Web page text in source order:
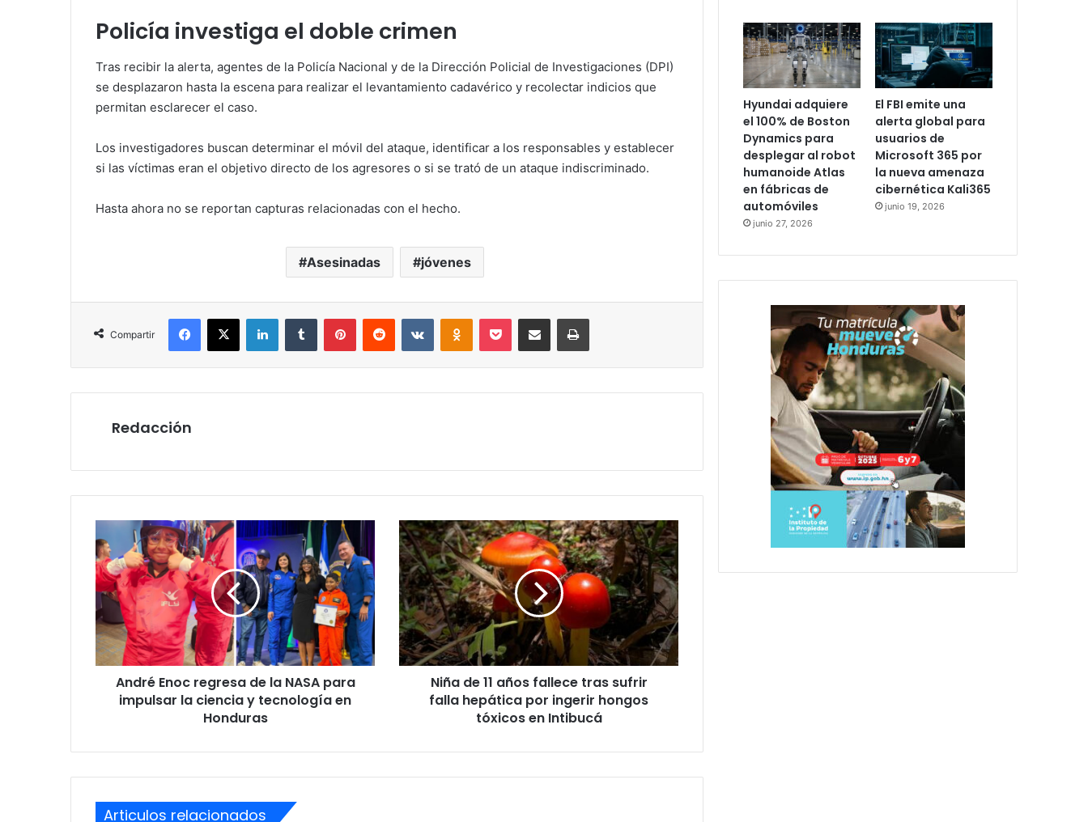
Policía investiga el doble crimen
Tras recibir la alerta, agentes de la Policía Nacional y de la Dirección Policial de Investigaciones (DPI)
se desplazaron hasta la escena para realizar el levantamiento cadavérico y recolectar indicios que
permitan esclarecer el caso.
Los investigadores buscan determinar el móvil del ataque, identificar a los responsables y establecer
si las víctimas eran el objetivo directo de los agresores o si se trató de un ataque indiscriminado.
Hasta ahora no se reportan capturas relacionadas con el hecho.
Asesinadas jóvenes
Compartir
Facebook
X LinkedInTumblr PinterestReddit VKontakteOdnoklassniki
Pocket compartit via email Print
Redacción
André
Enoc
regresa
de
la
NASA
para
impulsar
la
ciencia
Honduras
André Enoc regresa de la NASA para
impulsar la ciencia y tecnología en
Honduras
Niña
de
11
años
fallece
tras
sufrir
falla
hepática
ingerir
en
Niña de 11 años fallece tras sufrir
falla hepática por ingerir hongos
tóxicos en Intibucá
Articulos relacionados
Hyundai adquiere
el 100% de Boston
Dynamics para
desplegar al robot
humanoide Atlas
en fábricas de
automóviles
junio 27, 2026
El FBI emite una
alerta global para
usuarios de
Microsoft 365 por
la nueva amenaza
cibernética Kali365
junio 19, 2026